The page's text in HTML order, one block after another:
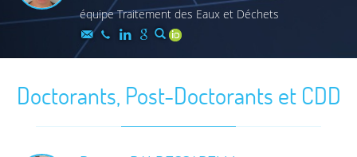
équipe Traitement des Eaux et Déchets
Doctorants, Post-Doctorants et CDD